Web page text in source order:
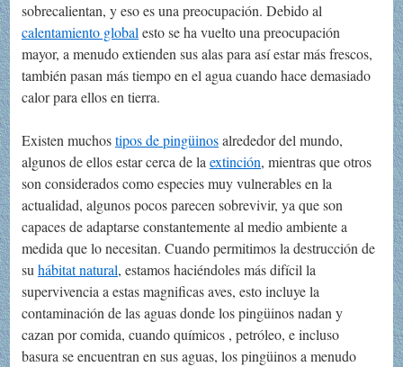
sobrecalientan, y eso es una preocupación. Debido al
calentamiento globalesto se ha vuelto una preocupación
mayor, a menudo extienden sus alas para así estar más frescos,
también pasan más tiempo en el agua cuando hace demasiado
calor para ellos en tierra.
Existen muchostipos de pingüinosalrededor del mundo,
algunos de ellos estar cerca de laextinción, mientras que otros
son considerados como especies muy vulnerables en la
actualidad, algunos pocos parecen sobrevivir, ya que son
capaces de adaptarse constantemente al medio ambiente a
medida que lo necesitan. Cuando permitimos la destrucción de
suhábitat natural, estamos haciéndoles más difícil la
supervivencia a estas magnificas aves, esto incluye la
contaminación de las aguas donde los pingüinos nadan y
cazan por comida, cuando químicos , petróleo, e incluso
basura se encuentran en sus aguas, los pingüinos a menudo